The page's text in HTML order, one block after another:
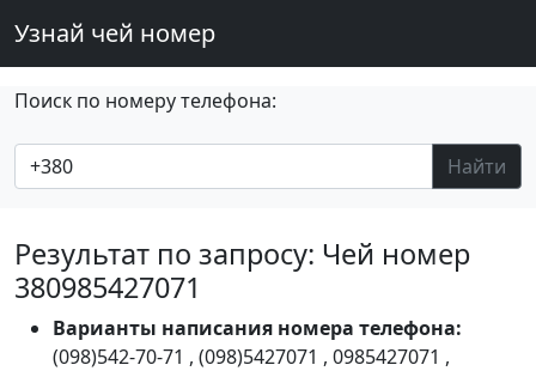
Узнай чей номер
Поиск по номеру телефона:
Найти
Результат по запросу: Чей номер
380985427071
Варианты написания номера телефона:
(098)542-70-71 , (098)5427071 , 0985427071 ,